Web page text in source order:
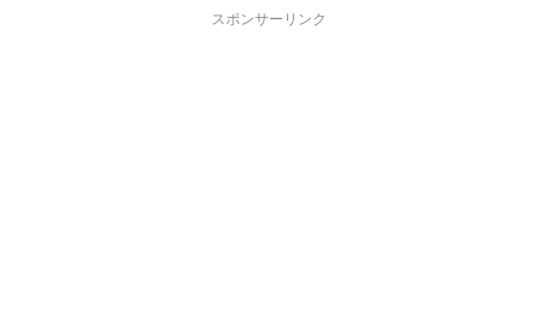
スポンサーリンク